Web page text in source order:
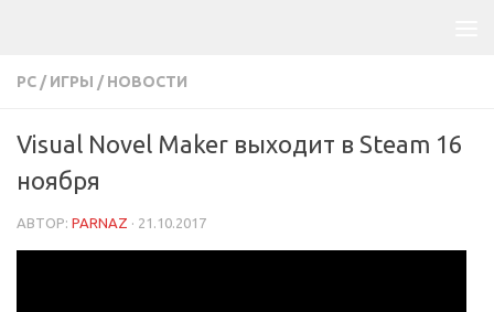
PC / ИГРЫ / НОВОСТИ
Visual Novel Maker выходит в Steam 16
ноября
АВТОР: PARNAZ · 21.10.2017